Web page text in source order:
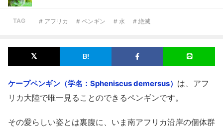
TAG # アフリカ # ペンギン # 水 # 絶滅
ケープペンギン（学名：Spheniscus demersus） は、アフ
リカ大陸で唯一見ることのできるペンギンです。
その愛らしい姿とは裏腹に、いま南アフリカ沿岸の個体群